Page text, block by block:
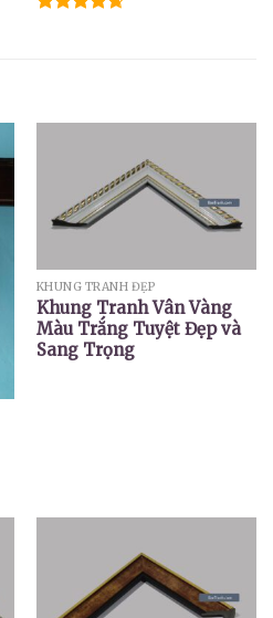
KHUNG TRANH ĐẸP
Khung Tranh Vân Vàng
Màu Trắng Tuyệt Đẹp và
Sang Trọng